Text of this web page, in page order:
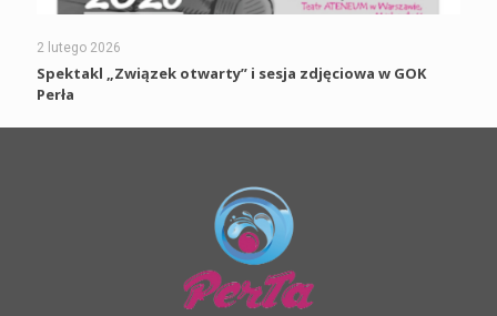
2 lutego 2026
Spektakl „Związek otwarty” i sesja zdjęciowa w GOK
Perła